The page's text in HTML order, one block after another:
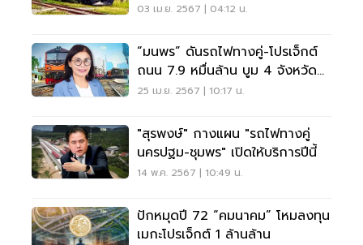
03 เม.ย. 2567 | 04:12 น.
“มนพร” ดันรถไฟทางคู่-โปรเจ็กต์
ถนน 7.9 หมื่นล้าน บูม 4 จังหวัด
แดนอีสาน
25 เม.ย. 2567 | 10:17 น.
"สุรพงษ์" กางแผน "รถไฟทางคู่
นครปฐม-ชุมพร" เปิดให้บริการปีนี้
14 พ.ค. 2567 | 10:49 น.
ปักหมุดปี 72 “คมนาคม” โหมลงทุน
เมกะโปรเจ็กต์ 1 ล้านล้าน